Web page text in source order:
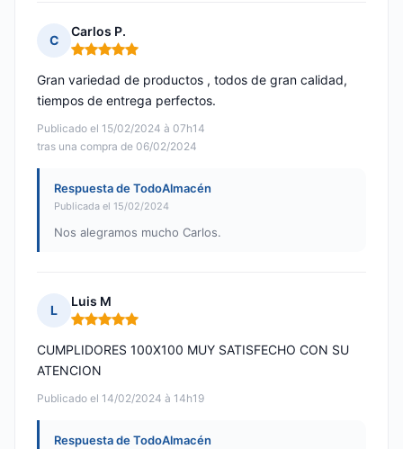
C
Carlos P.
Nota: 5 de 5
Publicado el 15/02/2024 à 07h14
tras una compra de 06/02/2024
Gran variedad de productos , todos de gran calidad,
tiempos de entrega perfectos.
Respuesta de TodoAlmacén
Publicada el 15/02/2024
Nos alegramos mucho Carlos.
L
Luis M
Nota: 5 de 5
Publicado el 14/02/2024 à 14h19
CUMPLIDORES 100X100 MUY SATISFECHO CON SU
ATENCION
Respuesta de TodoAlmacén